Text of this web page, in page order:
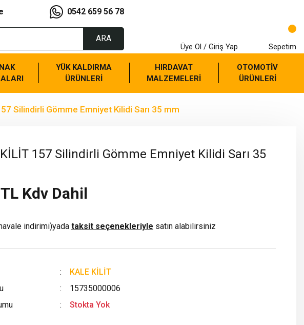
0542 659 56 78
ARA
Üye Ol / Giriş Yap Sepetim
YÜK KALDIRMA
ÜRÜNLERİ
HIRDAVAT
MALZEMELERİ
OTOMOTİV
ÜRÜNLERİ
Silindirli Gömme Emniyet Kilidi Sarı 35 mm
157 Silindirli Gömme Emniyet Kilidi Sarı 35
Kdv Dahil
indirimi)yada taksit seçenekleriyle satın alabilirsiniz
KALE KİLİT
15735000006
Stokta Yok